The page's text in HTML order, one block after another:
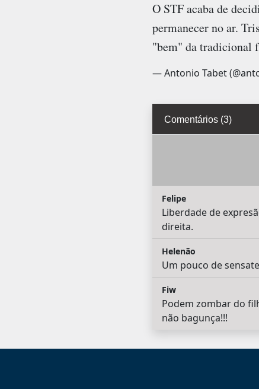
O STF acaba de
permanecer no ar.
"bem" da tradicional
— Antonio Tabet
Comentários (3)
Felipe
Liberdade de
direita.
Helenão
Um pouco de
Fiw
Podem zombar do
não bagunça!!!